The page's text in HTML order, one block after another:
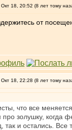
18, 20:52 (8 лет тому
от
18, 22:28 (8 лет тому
что все
золушку, когда
так и остались.